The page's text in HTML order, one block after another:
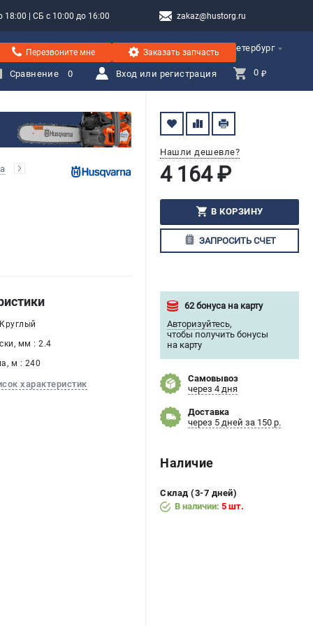
| СБ с 10:00 до 16:00 zakaz@hustorg.ru
Санкт-Петербург
Перезвоните мне Заказать запчасть
Сравнение 0 Вход или регистрация 0 ₽
Нашли дешевле?
4 164 ₽
В КОРЗИНУ
ЗАПРОСИТЬ СЧЕТ
62 бонуса на карту
Авторизуйтесь,
чтобы получить бонусы
на карту
Самовывоз
через 4 дня
Доставка
через 5 дней за 150 р.
Наличие
Склад (3-7 дней)
В наличии: 5 шт.
мм : 2.4
м : 240
характеристик